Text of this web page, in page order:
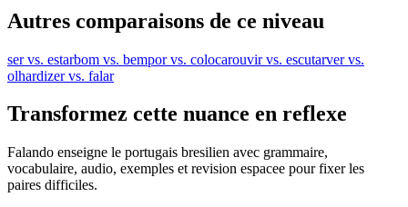
Autres comparaisons de ce niveau
ser vs. estarbom vs. bempor vs. colocarouvir vs. escutarver vs.
olhardizer vs. falar
Transformez cette nuance en reflexe
Falando enseigne le portugais bresilien avec grammaire,
vocabulaire, audio, exemples et revision espacee pour fixer les
paires difficiles.